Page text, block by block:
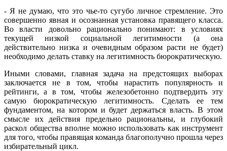
- Я не думаю, что это чье-то сугубо личное стремление. Это
совершенно явная и осознанная установка правящего класса.
Во власти довольно рационально понимают: в условиях
текущей низкой социальной легитимности (а она
действительно низка и очевидным образом расти не будет)
необходимо делать ставку на легитимность бюрократическую.
Иными словами, главная задача на предстоящих выборах
заключается не в том, чтобы нарастить популярность и
рейтинги, а в том, чтобы железобетонно подтвердить эту
самую бюрократическую легитимность. Сделать ее тем
фундаментом, на котором и будет держаться власть. В этом
смысле их действия предельно рациональны, и глубокий
раскол общества вполне можно использовать как инструмент
для того, чтобы правящая команда благополучно прошла через
избирательный цикл.